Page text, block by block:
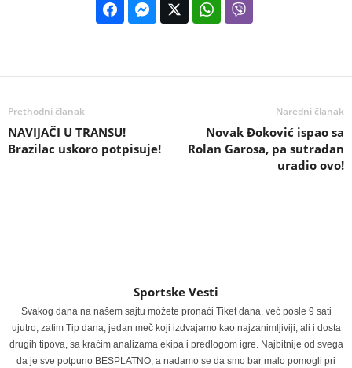
Prethodni članak
NAVIJAČI U TRANSU!
Brazilac uskoro potpisuje!
Naredni članak
Novak Đoković ispao sa
Rolan Garosa, pa sutradan
uradio ovo!
Sportske Vesti
Svakog dana na našem sajtu možete pronaći Tiket dana, već posle 9 sati
ujutro, zatim Tip dana, jedan meč koji izdvajamo kao najzanimljiviji, ali i dosta
drugih tipova, sa kraćim analizama ekipa i predlogom igre. Najbitnije od svega
da je sve potpuno BESPLATNO, a nadamo se da smo bar malo pomogli pri